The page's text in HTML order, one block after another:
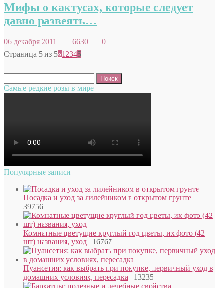
Мифы о кактусах, которые следует
давно развеять…
06 декабря 2011 6630 0
Страница 5 из 5«1 2345
Самые редкие розы в мире
Популярные записи
Посадка и уход за лилейником в открытом грунте
39756
Комнатные цветущие круглый год цветы, их фото (42
шт) названия, уход
16767
Пуансетия: как выбрать при покупке, первичный уход в
домашних условиях, пересадка
13235